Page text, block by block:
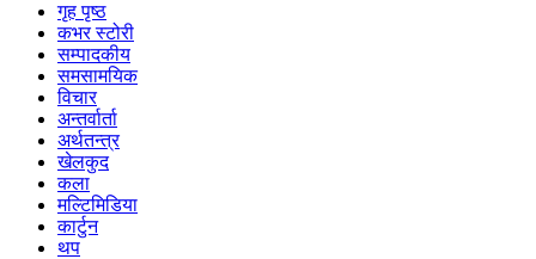
गृह पृष्ठ
कभर स्टोरी
सम्पादकीय
समसामयिक
विचार
अन्तर्वार्ता
अर्थतन्त्र
खेलकुद
कला
मल्टिमिडिया
कार्टुन
थप